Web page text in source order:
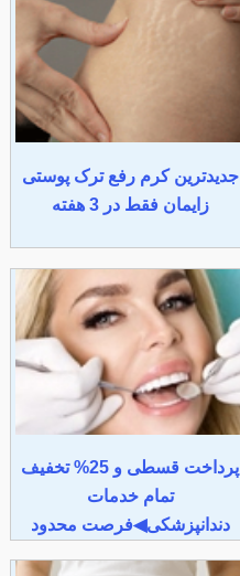
جدیدترین کرم رفع ترک پوستی
زایمان فقط در 3 هفته
پرداخت قسطی و 25% تخفیف
تمام خدمات
دندانپزشکی◀فرصت محدود